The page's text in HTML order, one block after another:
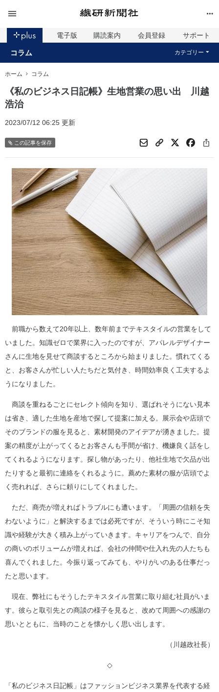
電子版 購読案内 会員登録 サポート
コラム カテゴリー
ホーム コラム
《私のビジネス日記帳》生地営業の思い出 川越
浩治
2023/07/12 06:25 更新
この記事を保存
前職から数えて20年以上、数年前までテキスタイルの営業をして
いました。知識ゼロで業界に入ったのですが、アパレルデザイナー
さんに生地を見せて商談するところから始まりました。慣れてくる
と、お客さんが忙しい人たちだと気付き、時間効率良く工夫するよ
うになりました。
商談を重ねるごとにセレクト傾向を知り、選ばれそうにない見本
は省き、適した生地を産地で探して提案に加える。展示会や店頭で
そのブランドの服を見ると、素材開発のアイデアが湧きました。提
案の精度が上がってくるとお客さんも手間が省け、機嫌良く話をし
てくれるようになります。探し物があったり、他社生地で欠品が出
たりすると最初に連絡をくれるように。薦めた素材の服が店頭でよ
く売れれば、さらに頼りにしてくれました。
ただ、商売が増えればトラブルにも遭います。「周囲の信頼を失
わないように」と解決するまでは必死ですが、そういう時にこそ知
識や経験が大きく積み上がっていきます。キャリアをつんで、自分
の商いのボリュームが増えれば、会社の仲間や仕入れ先の人たちも
喜んでくれました。今振り返ってみても、やりがいのある仕事だっ
たと思います。
現在、弊社にもそうしたテキスタイル営業に取り組む社員がいま
す。彼らと取引先との商談の様子を見ると、改めて周囲への感謝の
思いとともに、当時のことを懐かしく思い出します。
（川越政社長）
◇
「私のビジネス日記帳」はファッションビジネス業界を代表する経